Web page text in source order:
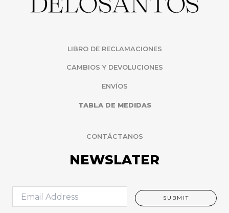
LIBRO DE RECLAMACIONES
CAMBIOS Y DEVOLUCIONES
ENVÍOS
TABLA DE MEDIDAS
CONTÁCTANOS
NEWSLATER
SUBMIT